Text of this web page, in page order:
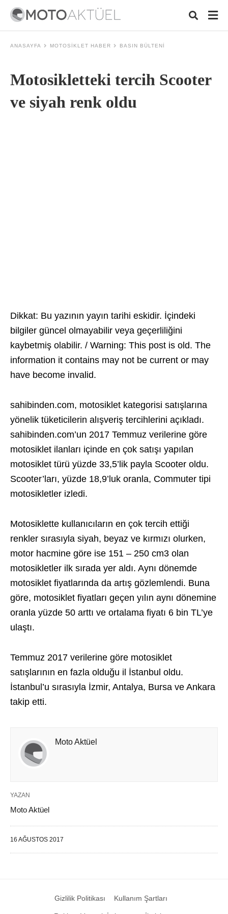
ANASAYFA MOTOSIKLET HABER BASIN BÜLTENI
Motosikletteki tercih Scooter
ve siyah renk oldu
Dikkat: Bu yazının yayın tarihi eskidir. İçindeki
bilgiler güncel olmayabilir veya geçerliliğini
kaybetmiş olabilir. / Warning: This post is old. The
information it contains may not be current or may
have become invalid.
sahibinden.com, motosiklet kategorisi satışlarına
yönelik tüketicilerin alışveriş tercihlerini açıkladı.
sahibinden.com’un 2017 Temmuz verilerine göre
motosiklet ilanları içinde en çok satışı yapılan
motosiklet türü yüzde 33,5’lik payla Scooter oldu.
Scooter’ları, yüzde 18,9’luk oranla, Commuter tipi
motosikletler izledi.
Motosiklette kullanıcıların en çok tercih ettiği
renkler sırasıyla siyah, beyaz ve kırmızı olurken,
motor hacmine göre ise 151 – 250 cm3 olan
motosikletler ilk sırada yer aldı. Aynı dönemde
motosiklet fiyatlarında da artış gözlemlendi. Buna
göre, motosiklet fiyatları geçen yılın aynı dönemine
oranla yüzde 50 arttı ve ortalama fiyatı 6 bin TL’ye
ulaştı.
Temmuz 2017 verilerine göre motosiklet
satışlarının en fazla olduğu il İstanbul oldu.
İstanbul’u sırasıyla İzmir, Antalya, Bursa ve Ankara
takip etti.
Moto Aktüel
YAZAN
Moto Aktüel
16 AĞUSTOS 2017
Gizlilik Politikası Kullanım Şartları